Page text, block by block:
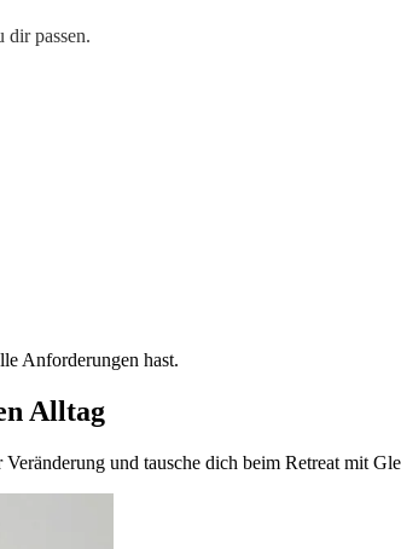
dir passen.
Anforderungen hast.
Alltag
und tausche dich beim Retreat mit